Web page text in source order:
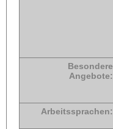
Besondere
Angebote:
Arbeitssprachen: